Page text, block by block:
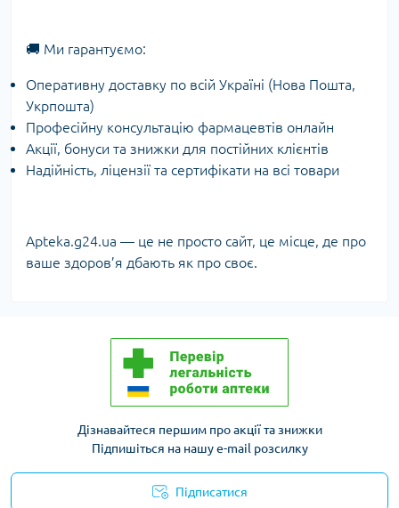
🚚 Ми гарантуємо:
Оперативну доставку по всій Україні (Нова Пошта,
Укрпошта)
Професійну консультацію фармацевтів онлайн
Акції, бонуси та знижки для постійних клієнтів
Надійність, ліцензії та сертифікати на всі товари
Apteka.g24.ua — це не просто сайт, це місце, де про
ваше здоров’я дбають як про своє.
Дізнавайтеся першим про акції та знижки
Підпишіться на нашу e-mail розсилку
Підписатися